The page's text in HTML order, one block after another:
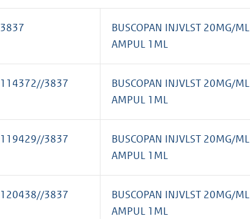
3837
BUSCOPAN INJVLST 20MG/ML
AMPUL 1ML
114372//3837
BUSCOPAN INJVLST 20MG/ML
AMPUL 1ML
119429//3837
BUSCOPAN INJVLST 20MG/ML
AMPUL 1ML
120438//3837
BUSCOPAN INJVLST 20MG/ML
AMPUL 1ML